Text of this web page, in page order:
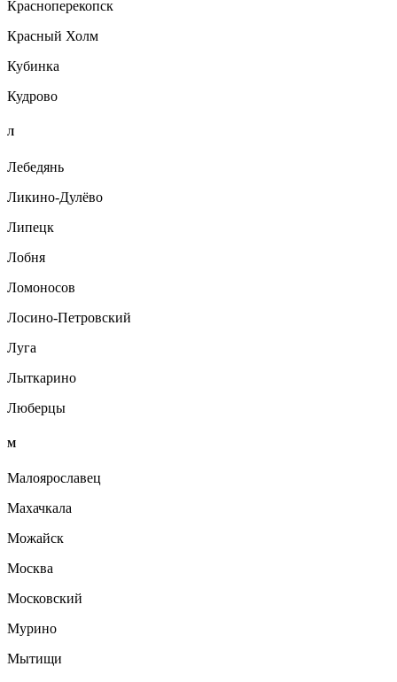
Красноперекопск
Красный Холм
Кубинка
Кудрово
Л
Лебедянь
Ликино-Дулёво
Липецк
Лобня
Ломоносов
Лосино-Петровский
Луга
Лыткарино
Люберцы
М
Малоярославец
Махачкала
Можайск
Москва
Московский
Мурино
Мытищи